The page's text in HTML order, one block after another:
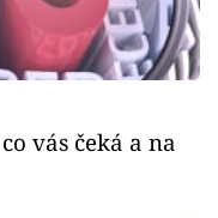
vás čeká a na